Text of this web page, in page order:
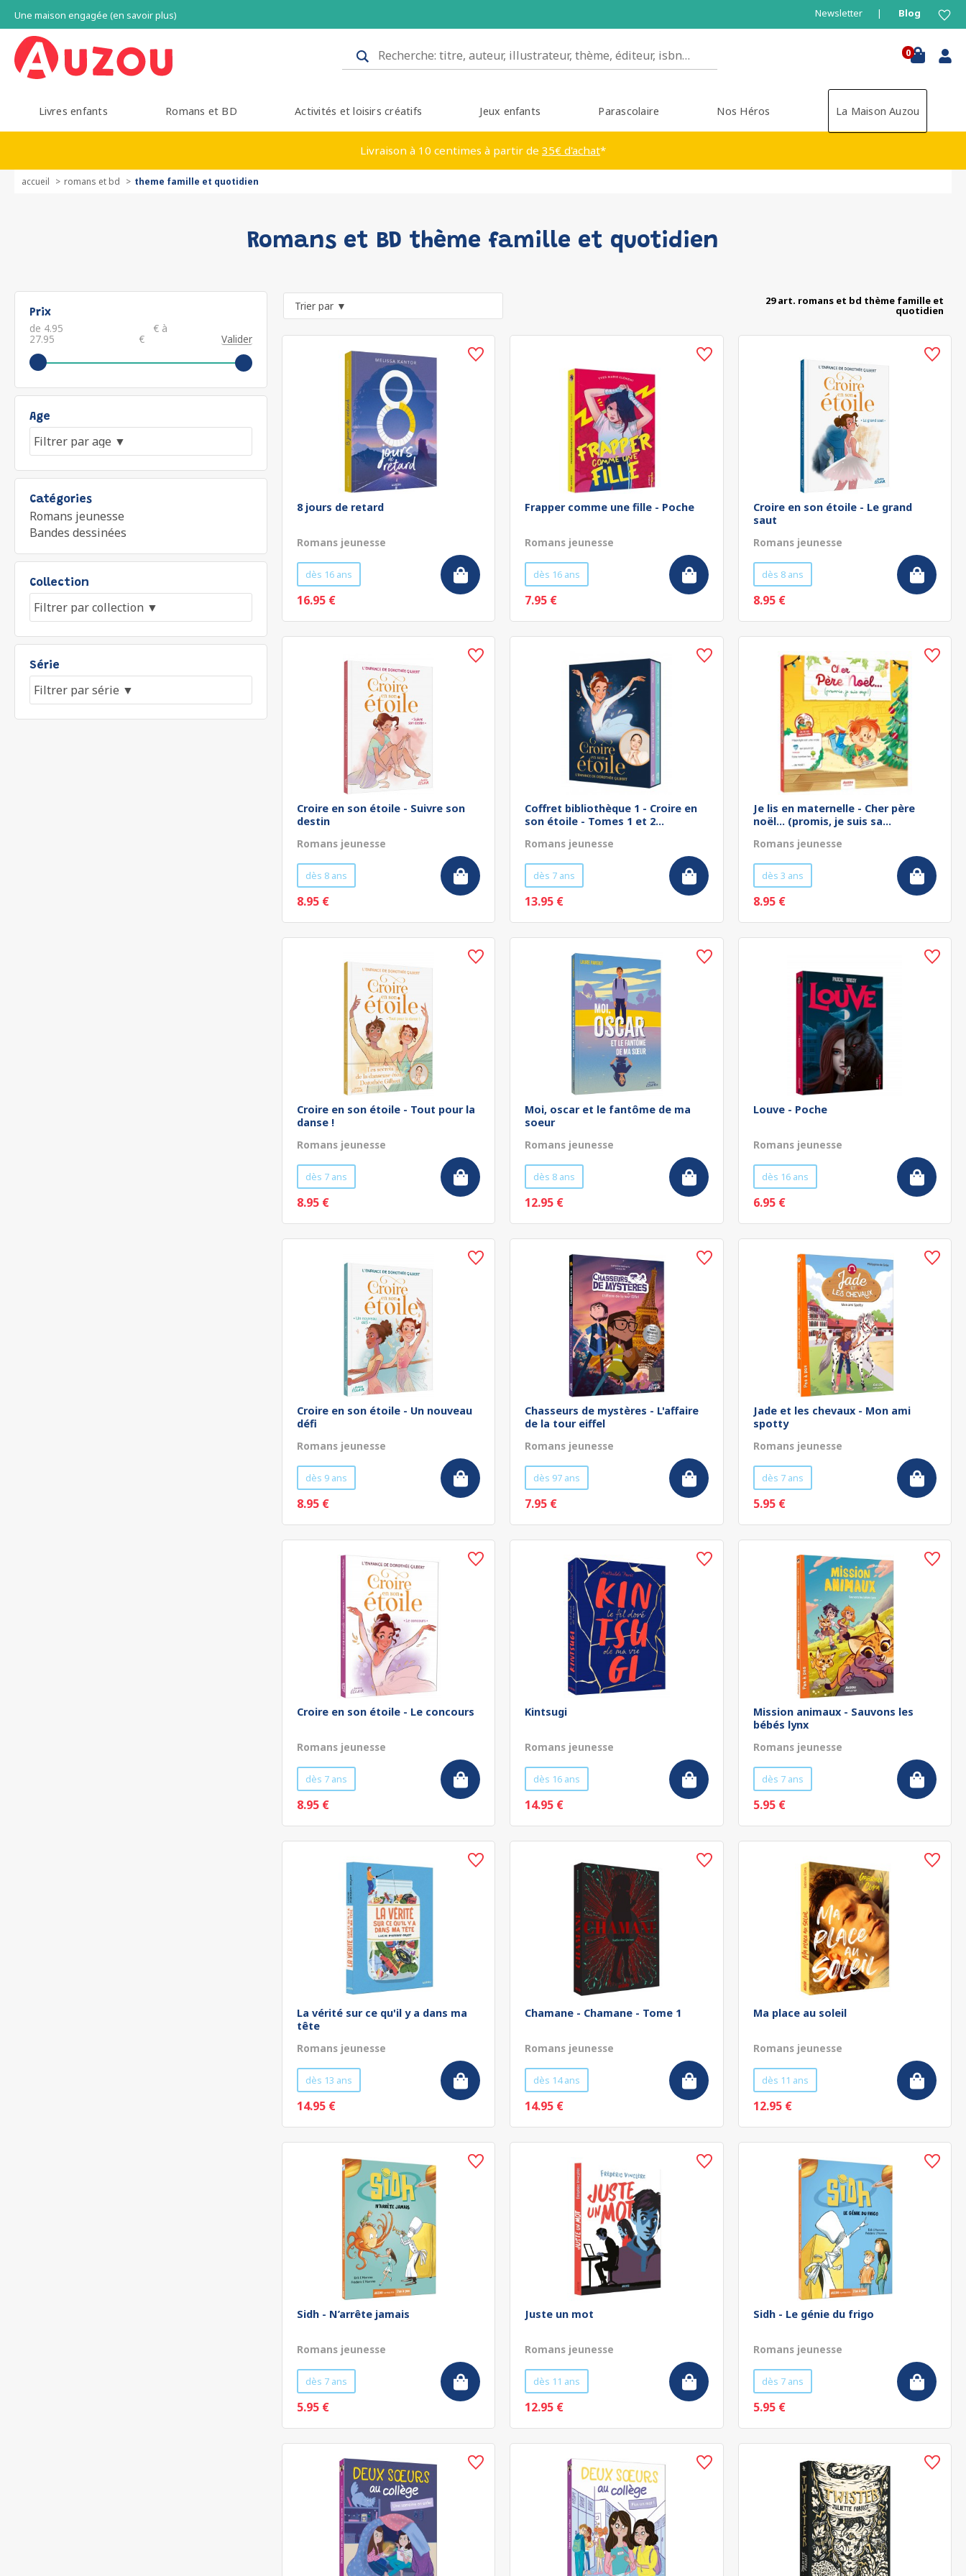
Une maison engagée (en savoir plus) Newsletter Blog
0
Livres enfants Romans et BD Activités et loisirs créatifs Jeux enfants Parascolaire Nos Héros La Maison Auzou
Livraison à 10 centimes à partir de 35€ d'achat*
accueil romans et bd theme famille et quotidien
Romans et BD thème famille et quotidien
Prix
de € à
€ Valider
Age
Catégories
Romans jeunesse
Bandes dessinées
Collection
Série
29 art. romans et bd thème famille et
quotidien
8 jours de retard
Romans jeunesse
dès 16 ans
16.95 €
Frapper comme une fille - Poche
Romans jeunesse
dès 16 ans
7.95 €
Croire en son étoile - Le grand
saut
Romans jeunesse
dès 8 ans
8.95 €
Croire en son étoile - Suivre son
destin
Romans jeunesse
dès 8 ans
8.95 €
Coffret bibliothèque 1 - Croire en
son étoile - Tomes 1 et 2...
Romans jeunesse
dès 7 ans
13.95 €
Je lis en maternelle - Cher père
noël... (promis, je suis sa...
Romans jeunesse
dès 3 ans
8.95 €
Croire en son étoile - Tout pour la
danse !
Romans jeunesse
dès 7 ans
8.95 €
Moi, oscar et le fantôme de ma
soeur
Romans jeunesse
dès 8 ans
12.95 €
Louve - Poche
Romans jeunesse
dès 16 ans
6.95 €
Croire en son étoile - Un nouveau
défi
Romans jeunesse
dès 9 ans
8.95 €
Chasseurs de mystères - L'affaire
de la tour eiffel
Romans jeunesse
dès 97 ans
7.95 €
Jade et les chevaux - Mon ami
spotty
Romans jeunesse
dès 7 ans
5.95 €
Croire en son étoile - Le concours
Romans jeunesse
dès 7 ans
8.95 €
Kintsugi
Romans jeunesse
dès 16 ans
14.95 €
Mission animaux - Sauvons les
bébés lynx
Romans jeunesse
dès 7 ans
5.95 €
La vérité sur ce qu'il y a dans ma
tête
Romans jeunesse
dès 13 ans
14.95 €
Chamane - Chamane - Tome 1
Romans jeunesse
dès 14 ans
14.95 €
Ma place au soleil
Romans jeunesse
dès 11 ans
12.95 €
Sidh - N’arrête jamais
Romans jeunesse
dès 7 ans
5.95 €
Juste un mot
Romans jeunesse
dès 11 ans
12.95 €
Sidh - Le génie du frigo
Romans jeunesse
dès 7 ans
5.95 €